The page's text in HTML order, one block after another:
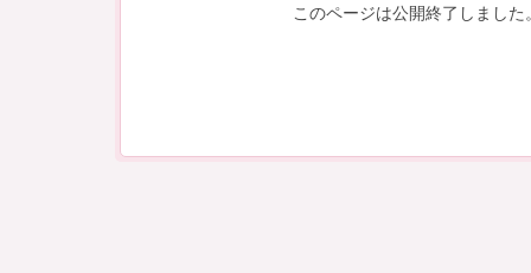
このページは公開終了しました